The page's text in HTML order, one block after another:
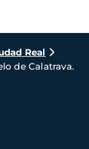
Real
de Calatrava.